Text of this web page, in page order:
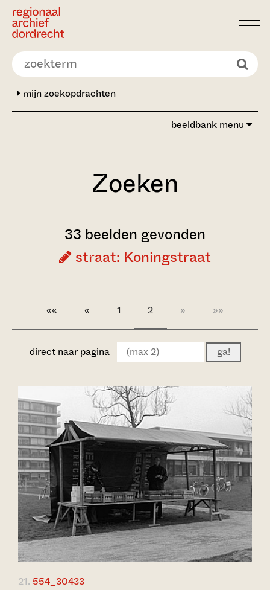
Ga direct naar de inhoud
mijn zoekopdrachten
beeldbank menu
Zoeken
33 beelden gevonden
straat: Koningstraat
«« « 1 2 » »»
direct naar pagina ga!
21. 554_30433